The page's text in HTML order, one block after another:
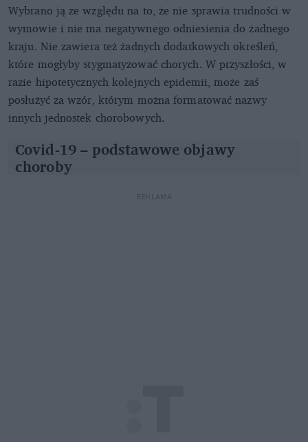
Wybrano ją ze względu na to, że nie sprawia trudności w
wymowie i nie ma negatywnego odniesienia do żadnego
kraju. Nie zawiera też żadnych dodatkowych określeń,
które mogłyby stygmatyzować chorych. W przyszłości, w
razie hipotetycznych kolejnych epidemii, może zaś
posłużyć za wzór, którym można formatować nazwy
innych jednostek chorobowych.
Covid-19 – podstawowe objawy
choroby
REKLAMA